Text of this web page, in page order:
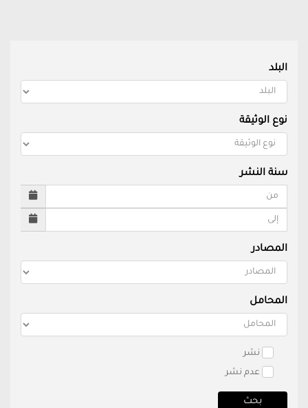
البلد
نوع الوثيقة
سنة النشر
المصادر
المحامل
نشر
عدم نشر
بحث